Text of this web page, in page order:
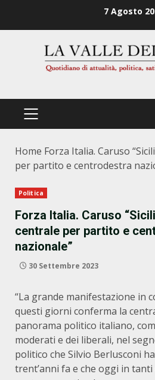
7 Agosto
PRIMÄRES
Home Forza Italia. Caruso
per partito e centrodestra
Politica
Forza Italia. Caruso
centrale per partito e
nazionale”
30 Settembre 2023
“La grande manifestazione in
questi giorni conferma la
panorama politico italiano,
moderati e dei liberali, nel
politico che Silvio Berlusconi
trent’anni fa e che oggi in